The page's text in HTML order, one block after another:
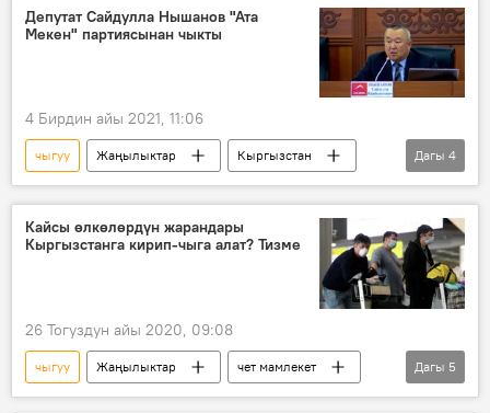
Улуттук олимпиада комитети
Эдуард Кубатов
чоку
сыйлык
Депутат Сайдулла Нышанов "Ата
Мекен" партиясынан чыкты
4 Бирдин айы 2021, 11:06
чыгуу Жаңылыктар
Кыргызстан
Саясат
Сайдулла Нышанов
депутат
"Ата Мекен" фракциясы
Дагы 4
Кайсы өлкөлөрдүн жарандары
Кыргызстанга кирип-чыга алат? Тизме
26 Тогуздун айы 2020, 09:08
чыгуу Жаңылыктар
чет мамлекет
кирүү
эреже
чек ара
Дагы 5